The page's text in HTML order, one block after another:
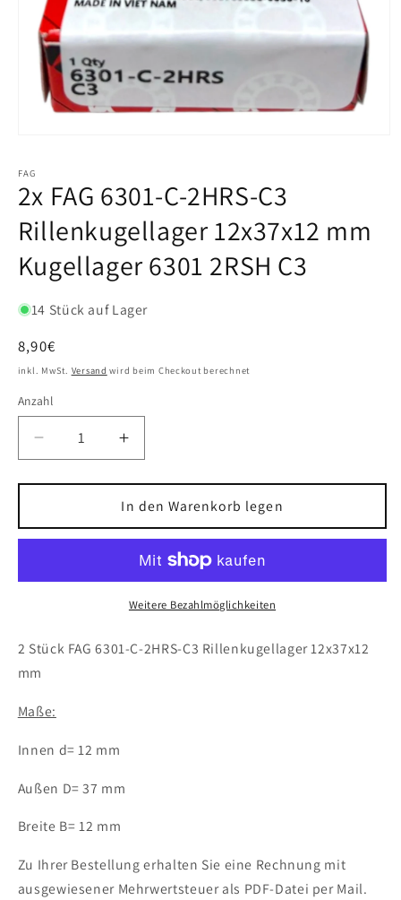
FAG
2x FAG 6301-C-2HRS-C3
Rillenkugellager 12x37x12 mm
Kugellager 6301 2RSH C3
14 Stück auf Lager
Normaler
Preis
8,90€
inkl. MwSt. Versand wird beim Checkout berechnet
Anzahl
Verringere
die
Menge
2x
FAG
C-
Rillenkugellager
mm
Kugellager
6301
2RSH
C3
Erhöhe
die
Menge
für
2x
FAG
6301-
C-
2HRS-
Rillenkugellager
In den Warenkorb legen
Weitere Bezahlmöglichkeiten
2 Stück FAG 6301-C-2HRS-C3 Rillenkugellager 12x37x12
mm
Maße:
Innen d= 12 mm
Außen D= 37 mm
Breite B= 12 mm
Zu Ihrer Bestellung erhalten Sie eine Rechnung mit
ausgewiesener Mehrwertsteuer als PDF-Datei per Mail.